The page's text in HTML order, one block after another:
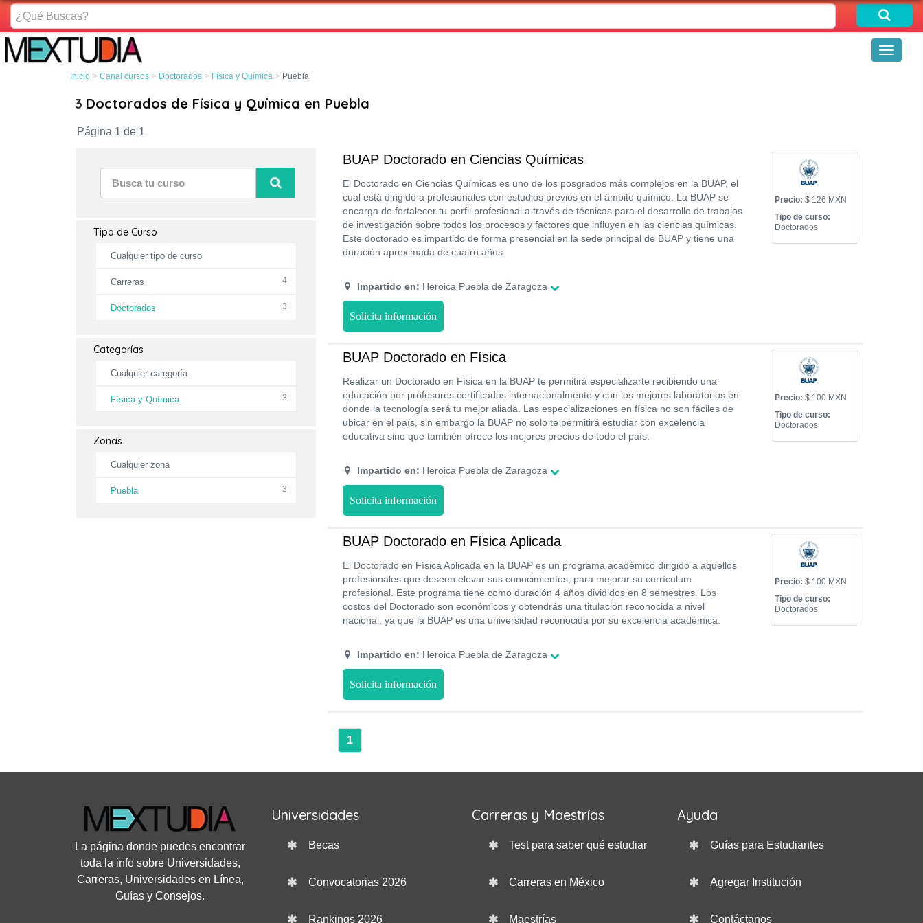
¿Qué
Buscas?
Toggle
Inicio Canal cursos Doctorados Física y Química Puebla
3 Doctorados de Física y Química en Puebla
Página 1 de 1
Tipo de Curso
Cualquier tipo de curso
Carreras 4
Doctorados 3
Categorías
Cualquier categoría
Física y Química 3
Zonas
Cualquier zona
Puebla 3
BUAP Doctorado en Ciencias Químicas
El Doctorado en Ciencias Químicas es uno de los posgrados más complejos en la BUAP, el
cual está dirigido a profesionales con estudios previos en el ámbito químico. La BUAP se
encarga de fortalecer tu perfil profesional a través de técnicas para el desarrollo de trabajos
de investigación sobre todos los procesos y factores que influyen en las ciencias químicas.
Este doctorado es impartido de forma presencial en la sede principal de BUAP y tiene una
duración aproximada de cuatro años.
Impartido en: Heroica Puebla de Zaragoza
Precio: $ 126 MXN
Tipo de curso:
Doctorados
Solicita información
BUAP Doctorado en Física
Realizar un Doctorado en Física en la BUAP te permitirá especializarte recibiendo una
educación por profesores certificados internacionalmente y con los mejores laboratorios en
donde la tecnología será tu mejor aliada. Las especializaciones en física no son fáciles de
ubicar en el país, sin embargo la BUAP no solo te permitirá estudiar con excelencia
educativa sino que también ofrece los mejores precios de todo el país.
Impartido en: Heroica Puebla de Zaragoza
Precio: $ 100 MXN
Tipo de curso:
Doctorados
Solicita información
BUAP Doctorado en Física Aplicada
El Doctorado en Física Aplicada en la BUAP es un programa académico dirigido a aquellos
profesionales que deseen elevar sus conocimientos, para mejorar su currículum
profesional. Este programa tiene como duración 4 años divididos en 8 semestres. Los
costos del Doctorado son económicos y obtendrás una titulación reconocida a nivel
nacional, ya que la BUAP es una universidad reconocida por su excelencia académica.
Impartido en: Heroica Puebla de Zaragoza
Precio: $ 100 MXN
Tipo de curso:
Doctorados
Solicita información
1
La página donde puedes encontrar
toda la info sobre Universidades,
Carreras, Universidades en Línea,
Guías y Consejos.
Universidades
Becas
Convocatorias 2026
Rankings 2026
Carreras y Maestrías
Test para saber qué estudiar
Carreras en México
Maestrías
Ayuda
Guías para Estudiantes
Agregar Institución
Contáctanos